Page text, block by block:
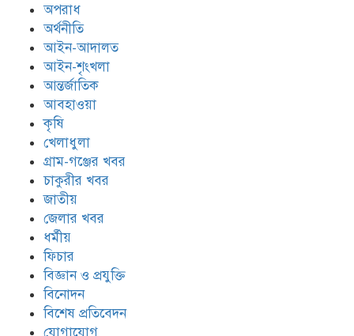
অপরাধ
অর্থনীতি
আইন-আদালত
আইন-শৃংখলা
আন্তর্জাতিক
আবহাওয়া
কৃষি
খেলাধুলা
গ্রাম-গঞ্জের খবর
চাকুরীর খবর
জাতীয়
জেলার খবর
ধর্মীয়
ফিচার
বিজ্ঞান ও প্রযুক্তি
বিনোদন
বিশেষ প্রতিবেদন
যোগাযোগ